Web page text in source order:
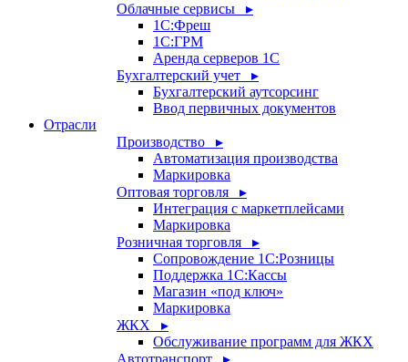
Облачные сервисы ▸
1С:Фреш
1С:ГРМ
Аренда серверов 1С
Бухгалтерский учет ▸
Бухгалтерский аутсорсинг
Ввод первичных документов
Отрасли
Производство ▸
Автоматизация производства
Маркировка
Оптовая торговля ▸
Интеграция с маркетплейсами
Маркировка
Розничная торговля ▸
Сопровождение 1С:Розницы
Поддержка 1С:Кассы
Магазин «под ключ»
Маркировка
ЖКХ ▸
Обслуживание программ для ЖКХ
Автотранспорт ▸